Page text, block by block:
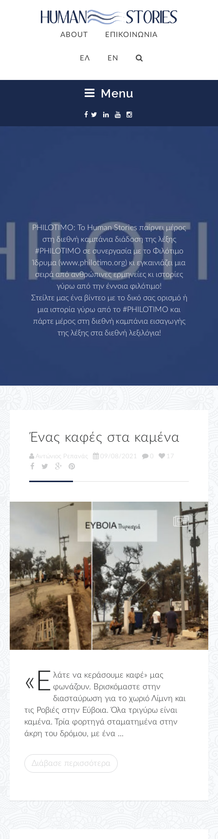
ABOUT ΕΠΙΚΟΙΝΩΝΙΑ
ΕΛ EN
Menu
PHILOTIMO: Το Human Stories παίρνει μέρος
στη διεθνή καμπάνια διάδοση της λέξης
#PHILOTIMO σε συνεργασία με το Φιλότιμο
Ίδρυμα (www.philotimo.org) κι εγκαινιάζει μια
σειρά από ανθρώπινες ερμηνείες κι ιστορίες
γύρω από την έννοια φιλότιμο!
Στείλτε μας ένα βίντεο με το δικό σας ορισμό ή
μια ιστορία γύρω από το #PHILOTIMO και
πάρτε μέρος στη διεθνή καμπάνια εισαγωγής
της λέξης στα διεθνή λεξιλόγια!
Ένας καφές στα καμένα
Αντώνιος Ρεπανάς 09/08/2021 0 17
«Ε λάτε να κεράσουμε καφέ» μας
φωνάζουν. Βρισκόμαστε στην
διασταύρωση για το χωριό Λίμνη και
τις Ροβιές στην Εύβοια. Όλα τριγύρω είναι
καμένα. Τρία φορτηγά σταματημένα στην
άκρη του δρόμου, με ένα ...
Διάβασε περισσότερα